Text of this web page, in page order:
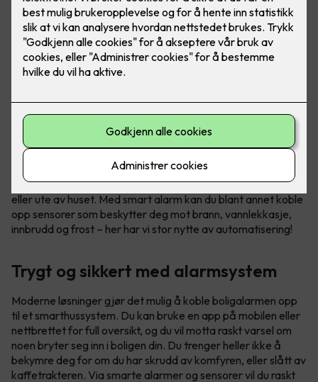
Sikkerhet med smart alarm
Smarthus gir deg trygghet hele døgnet, når du er hjemme
eller ute av huset. Med smart alarm kan du blant annet koble
opp sensorer som beskytter deg mot brann, vannlekkasje,
innbrudd og frost – her har vi stor nytte av automatisering!
Trygt og sikkert med alarmsystem
Moderne løsninger gjør det mulig å koble boligalarmen opp
til et smarthussystem. Du kan bruke en app på mobilen eller
nettbrettet for full oversikt, og du vil motta raskt varsel om
noen bryter seg inn i boligen din. Du trenger heller ikke å
bekymre deg for om du har skrudd av komfyren, eller slått av
kaffetrakteren. Via smarte alarmer og sensorer vil du raskt